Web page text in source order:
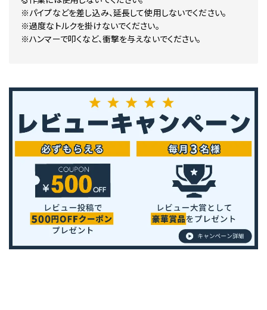
※パイプなどを差し込み、延長して使用しないでください。
※過度なトルクを掛けないでください。
※ハンマーで叩くなど、衝撃を与えないでください。